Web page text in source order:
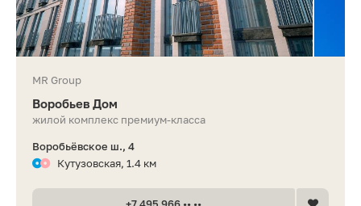
MR Group
Воробьев Дом
жилой комплекс премиум-класса
Воробьёвское ш., 4
Кутузовская, 1.4 км
+7 495 966 •• ••